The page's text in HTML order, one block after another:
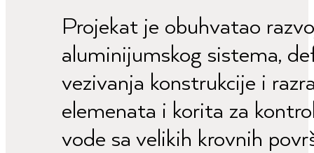
Projekat je obuhvatao
aluminijumskog sistema,
vezivanja konstrukcije i
elemenata i korita za
vode sa velikih krovnih